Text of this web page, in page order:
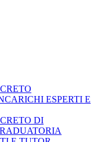
ESPERTI E
DI